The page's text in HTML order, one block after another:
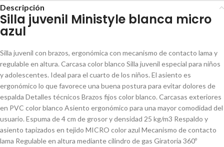
Descripción
Silla juvenil Ministyle blanca micro
azul
Silla juvenil con brazos, ergonómica con mecanismo de contacto lama y
regulable en altura. Carcasa color blanco Silla juvenil especial para niños
y adolescentes. Ideal para el cuarto de los niños. El asiento es
ergonómico lo que favorece una buena postura para evitar dolores de
espalda Detalles técnicos Brazos fijos color blanco. Carcasas exteriores
en PVC color blanco Asiento ergonómico para una mayor comodidad del
usuario. Espuma de 4 cm de grosor y densidad 25 kg/m3 Respaldo y
asiento tapizados en tejido MICRO color azul Mecanismo de contacto
lama Regulable en altura mediante cilindro de gas Giratoria 360º